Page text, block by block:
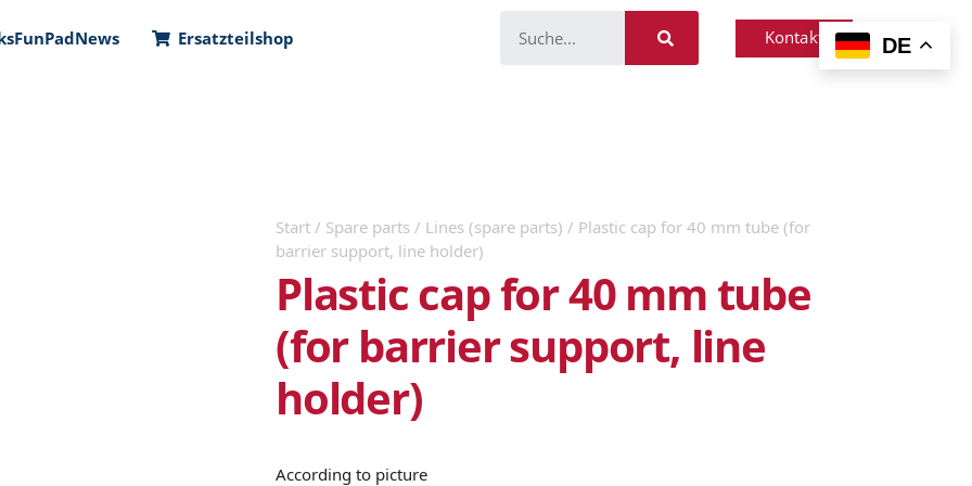
FunPadNews Ersatzteilshop Kontakt
Start / Spare parts / Lines (spare parts) / Plastic cap for 40 mm tube (for
barrier support, line holder)
Plastic cap for 40 mm tube
(for barrier support, line
holder)
According to picture
DE